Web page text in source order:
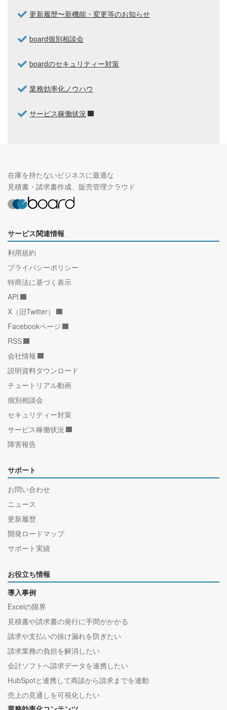
更新履歴〜新機能・変更等のお知らせ
board個別相談会
boardのセキュリティー対策
業務効率化ノウハウ
サービス稼働状況
在庫を持たないビジネスに最適な
見積書・請求書作成、販売管理クラウド
サービス関連情報
利用規約
プライバシーポリシー
特商法に基づく表示
API
X（旧Twitter）
Facebookページ
RSS
会社情報
説明資料ダウンロード
チュートリアル動画
個別相談会
セキュリティー対策
サービス稼働状況
障害報告
サポート
お問い合わせ
ニュース
更新履歴
開発ロードマップ
サポート実績
お役立ち情報
導入事例
Excelの限界
見積書や請求書の発行に手間がかかる
請求や支払いの抜け漏れを防ぎたい
請求業務の負担を解消したい
会計ソフトへ請求データを連携したい
HubSpotと連携して商談から請求までを連動
売上の見通しを可視化したい